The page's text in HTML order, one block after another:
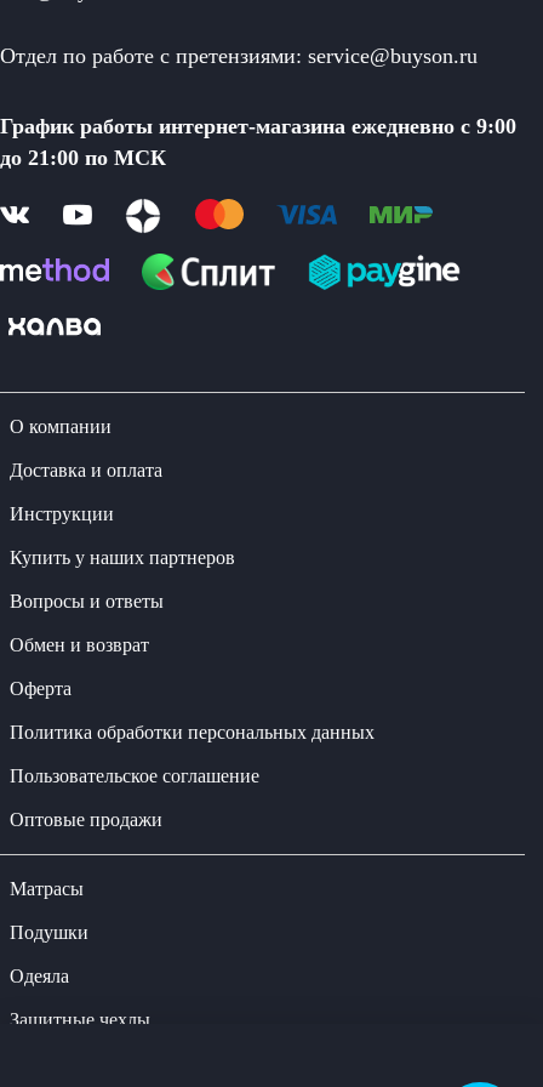
О компании
Доставка и оплата
Инструкции
Купить у наших партнеров
Вопросы и ответы
Обмен и возврат
Оферта
Политика обработки персональных данных
Пользовательское соглашение
Оптовые продажи
Матрасы
Подушки
Одеяла
Защитные чехлы
Отдел по работе с претензиями: service@buyson.ru
График работы интернет-магазина ежедневно с 9:00
до 21:00 по МСК